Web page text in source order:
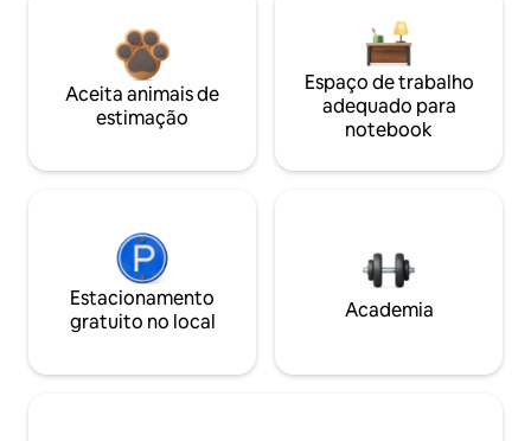
Aceita animais de
estimação
Espaço de trabalho
adequado para
notebook
Estacionamento
gratuito no local
Academia